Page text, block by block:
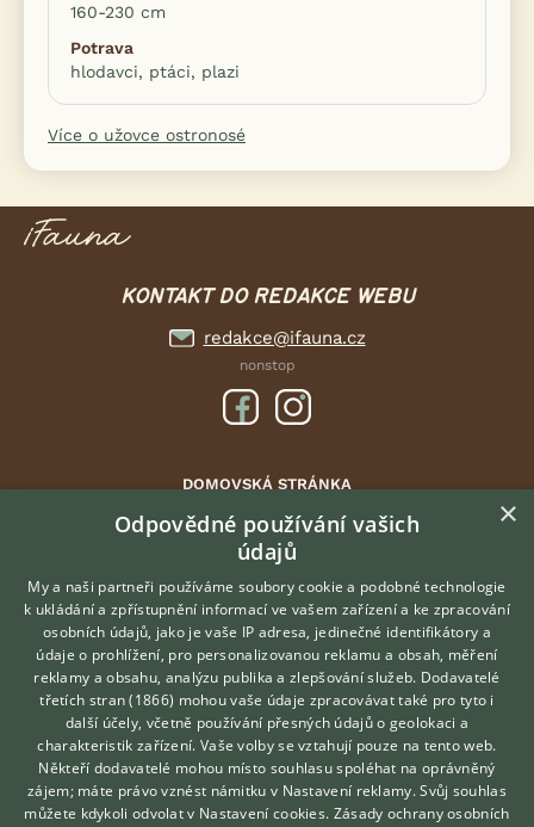
160-230 cm
Potrava
hlodavci, ptáci, plazi
Více o užovce ostronosé
KONTAKT DO REDAKCE WEBU
redakce@ifauna.cz
nonstop
DOMOVSKÁ STRÁNKA
INZERCE
DISKUSE
ATLAS
O nás
Kontakt
Možnosti zvýraznění inzerátů
Podmínky užití
Zpracování osobních údajů
Hledáte zvířecího kamaráda?
Zdarma vám poradí
VETERINÁŘ ONLINE
KONZULTOVAT S
VETERINÁŘEM
×
Odpovědné používání vašich
údajů
My a naši partneři používáme soubory cookie a podobné technologie
k ukládání a zpřístupnění informací ve vašem zařízení a ke zpracování
osobních údajů, jako je vaše IP adresa, jedinečné identifikátory a
údaje o prohlížení, pro personalizovanou reklamu a obsah, měření
reklamy a obsahu, analýzu publika a zlepšování služeb. Dodavatelé
třetích stran (1866) mohou vaše údaje zpracovávat také pro tyto i
další účely, včetně používání přesných údajů o geolokaci a
charakteristik zařízení. Vaše volby se vztahují pouze na tento web.
Někteří dodavatelé mohou místo souhlasu spoléhat na oprávněný
zájem; máte právo vznést námitku v Nastavení reklamy. Svůj souhlas
můžete kdykoli odvolat v Nastavení cookies. Zásady ochrany osobních